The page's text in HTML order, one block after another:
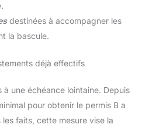
destinées à accompagner les
la bascule.
déjà effectifs
à une échéance lointaine. Depuis
pour obtenir le permis B a
les faits, cette mesure vise la